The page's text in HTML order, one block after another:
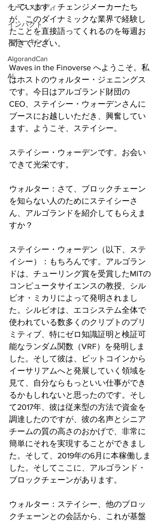
ケーススタディ
インパクト
ステーキング
AlgorandCan
AI
しています。チェンジメーカーたち
が、このダイナミックな業界で経験し
たことを直接語ってくれるのを毎週お
聞きください。
Waves in the Finoverse へようこそ。私
はホストのウォルター・ジェニングス
です。今日はアルゴランド財団の
CEO、ステイシー・ウォーデンさんに
ブースにお越しいただき、興奮してい
ます。ようこそ、ステイシー。
ステイシー・ウォーデンです。お会い
できて光栄です。
ウォルター：さて、ブロックチェーン
を知らない人のためにステイシーさ
ん、アルゴランドを紹介してもらえま
すか？
ステイシー・ウォーデン（以下、ステ
イシー）：もちろんです。アルゴラン
ドは、チューリング賞を受賞したMITの
コンピュータサイエンスの教授、シル
ビオ・ミカリによって発明されまし
た。シルビオは、エコシステム全体で
使われている数多くのクリプトのプリ
ミティブ、特にゼロ知識証明と検証可
能なランダム関数（VRF）を発明しま
した。そして彼は、ビットコインから
イーサリアムへと発展していく領域を
見て、自分ならもっといい仕事ができ
るかもしれないと思ったのです。そし
て2017年、彼は従来型の方法で資金を
調達したのですが、彼の名声とシニア
チームの質の高さのおかげで、非常に
簡単にそれを実現することができまし
た。そして、2019年の6月に本稼働しま
した。そしてここに、アルゴランド・
ブロックチェーンがあります。
ウォルター：ステイシー、他のブロッ
クチェーンとの会話から、これが基盤